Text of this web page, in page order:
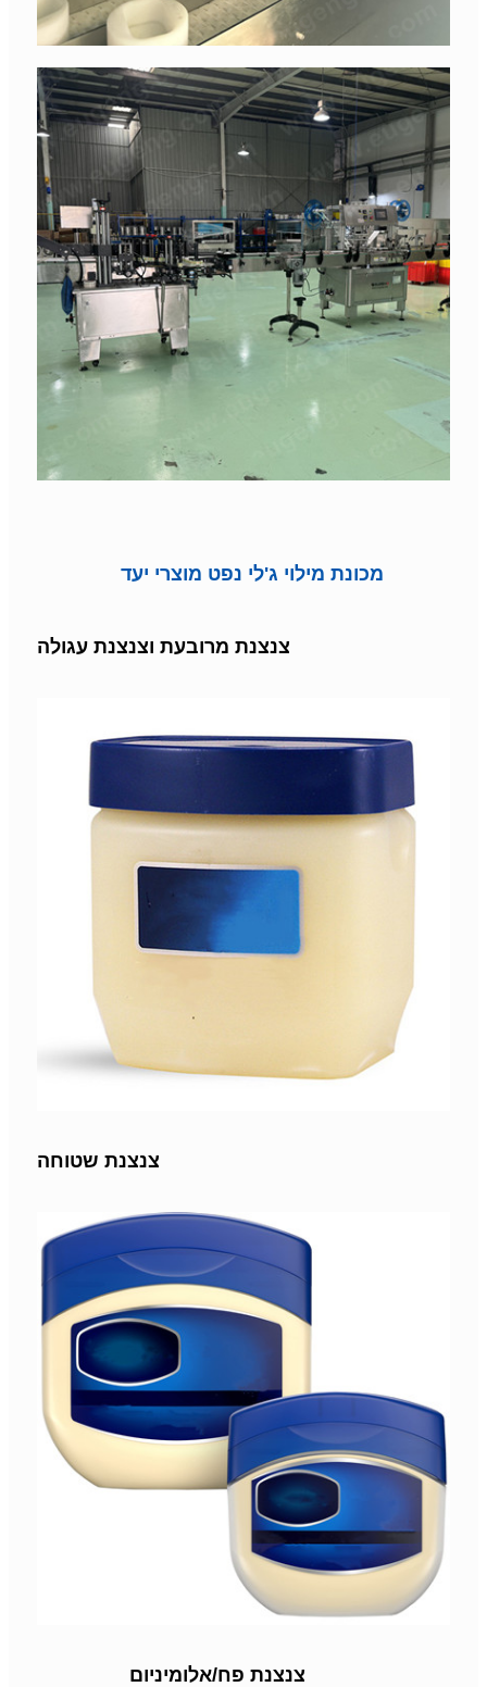
מכונת מילוי ג'לי נפט מוצרי יעד
צנצנת מרובעת וצנצנת עגולה
צנצנת שטוחה
צנצנת פח/אלומיניום